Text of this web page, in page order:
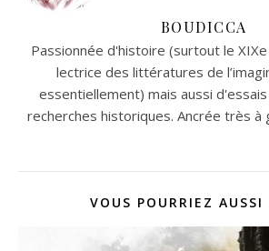
BOUDICCA
Passionnée d'histoire (surtout le
lectrice des littératures de
essentiellement) mais aussi
recherches historiques. Ancrée très à
VOUS POURRIEZ AUSSI